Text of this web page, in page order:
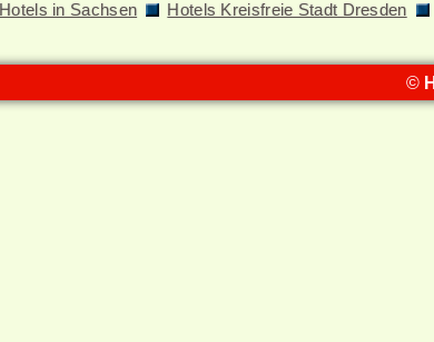
Hotels in Sachsen Hotels Kreisfreie Stadt Dresden
©